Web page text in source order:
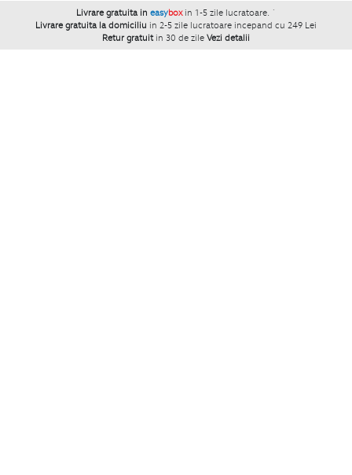
Livrare gratuita in easybox in 1-5 zile lucratoare. `
Livrare gratuita la domiciliu in 2-5 zile lucratoare incepand cu 249 Lei
Retur gratuit in 30 de zile Vezi detalii